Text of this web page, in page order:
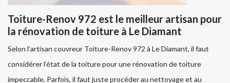
Toiture-Renov 972 est le meilleur artisan pour
la rénovation de toiture à Le Diamant
Selon l’artisan couvreur Toiture-Renov 972 à Le Diamant, il faut
considérer l’état de la toiture pour une rénovation de toiture
impeccable. Parfois, il faut juste procéder au nettoyage et au